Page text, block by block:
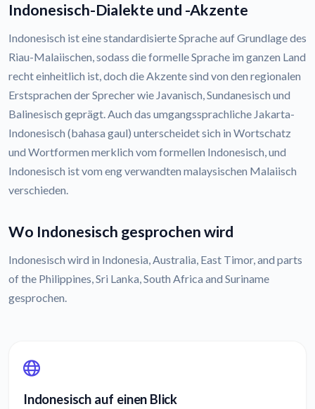
Indonesisch-Dialekte und -Akzente
Indonesisch ist eine standardisierte Sprache auf Grundlage des
Riau-Malaiischen, sodass die formelle Sprache im ganzen Land
recht einheitlich ist, doch die Akzente sind von den regionalen
Erstsprachen der Sprecher wie Javanisch, Sundanesisch und
Balinesisch geprägt. Auch das umgangssprachliche Jakarta-
Indonesisch (bahasa gaul) unterscheidet sich in Wortschatz
und Wortformen merklich vom formellen Indonesisch, und
Indonesisch ist vom eng verwandten malaysischen Malaiisch
verschieden.
Wo Indonesisch gesprochen wird
Indonesisch wird in Indonesia, Australia, East Timor, and parts
of the Philippines, Sri Lanka, South Africa and Suriname
gesprochen.
Indonesisch auf einen Blick